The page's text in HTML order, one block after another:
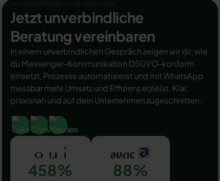
Jetzt unverbindliche
Beratung vereinbaren
In einem unverbindlichen Gespräch zeigen wir dir, wie
du Messenger-Kommunikation DSGVO-konform
einsetzt, Prozesse automatisierst und mit WhatsApp
messbar mehr Umsatz und Effizienz erzielst. Klar,
praxisnah und auf dein Unternehmen zugeschnitten.
458% 88%